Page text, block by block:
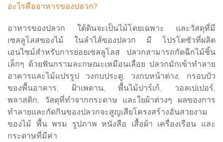
อะไรคืออาหารของปลวก?
อาหารของปลวก ใต้ดินจะเป็นไม้โดยเฉพาะ และวัสดุที่มี
เซลลูโลสของไม้ ในลำไส้ของปลวก มี โปรโตซัวที่ผลิต
เอนไซม์สำหรับการย่อยเซลลูโลส ปลวกสามารถกัดฉีกไม้ชิ้น
เล็กๆ ด้วยฟันกรามละกษณะเหมือนเลื่อย ปลวกมักเข้าทำลาย
อาคารและไม้แปรรูป วงกบประตู, วงกบหน้าต่าง, กรอบบัว
ของพื้นอาคาร, ฝ้าเพดาน, พื้นไม้ปาร์เก้, วอลเปเปอร์,
พลาสติก, วัสดุที่ทำจากกระดาษ และใยผ้าต่างๆ ผลของการ
ทำลายและกัดกินของปลวกจะสูญเสียโครงสร้างอันสวยงาม
ของไม้ พื้น พรม รูปภาพ หนังสือ เสื้อผ้า เครื่องเรือน และ
กระดาษที่มีค่า